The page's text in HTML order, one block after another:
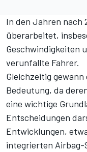
In den Jahren nach
überarbeitet,
Geschwindigkeiten
verunfallte Fahrer.
Gleichzeitig
Bedeutung, da
eine wichtige
Entscheidungen
Entwicklungen,
integrierten Airbag-